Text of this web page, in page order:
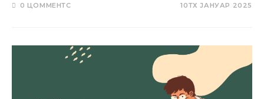
0 ЦОММЕНТС 10ТХ ЈАНУАР 2025